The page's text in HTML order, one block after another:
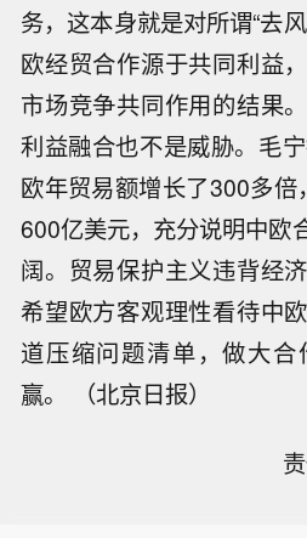
务，这本身就是对所谓“去
欧经贸合作源于共同利益
市场竞争共同作用的结果
利益融合也不是威胁。毛
欧年贸易额增长了300多
600亿美元，充分说明中欧
阔。贸易保护主义违背经
希望欧方客观理性看待中
道压缩问题清单，做大
赢。 （北京日报）